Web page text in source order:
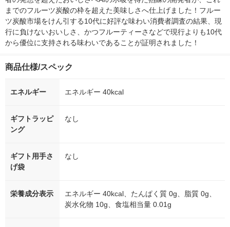
までのフルーツ炭酸の枠を超えた美味しさへ仕上げました！フルー
ツ炭酸市場をけん引する10代に好評な味わい消費者調査の結果、現
行に負けないおいしさ、かつフルーティーさなどで現行よりも10代
から優位に支持される味わいであることが証明されました！
商品仕様/スペック
エネルギー エネルギー 40kcal
ギフトラッピ
ング
なし
ギフト用手さ
げ袋
なし
栄養成分表示
エネルギー 40kcal、たんぱく質 0g、脂質 0g、
炭水化物 10g、食塩相当量 0.01g